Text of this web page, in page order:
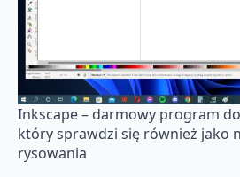
Inkscape – darmowy program
który sprawdzi się również jako
rysowania